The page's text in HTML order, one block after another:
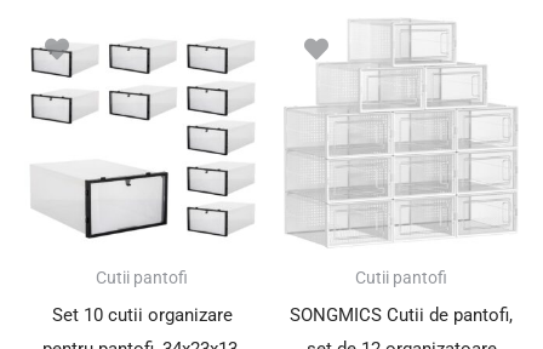
Cutii pantofi
Set 10 cutii organizare
Cutii pantofi
SONGMICS Cutii de pantofi,